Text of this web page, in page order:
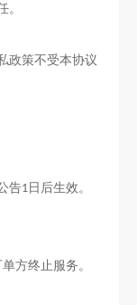
。
政策不受本协议
告1 日后生效。
方终止服务。